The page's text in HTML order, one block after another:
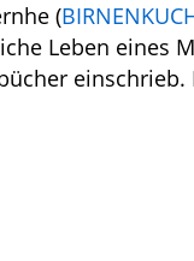
(
Leben eines